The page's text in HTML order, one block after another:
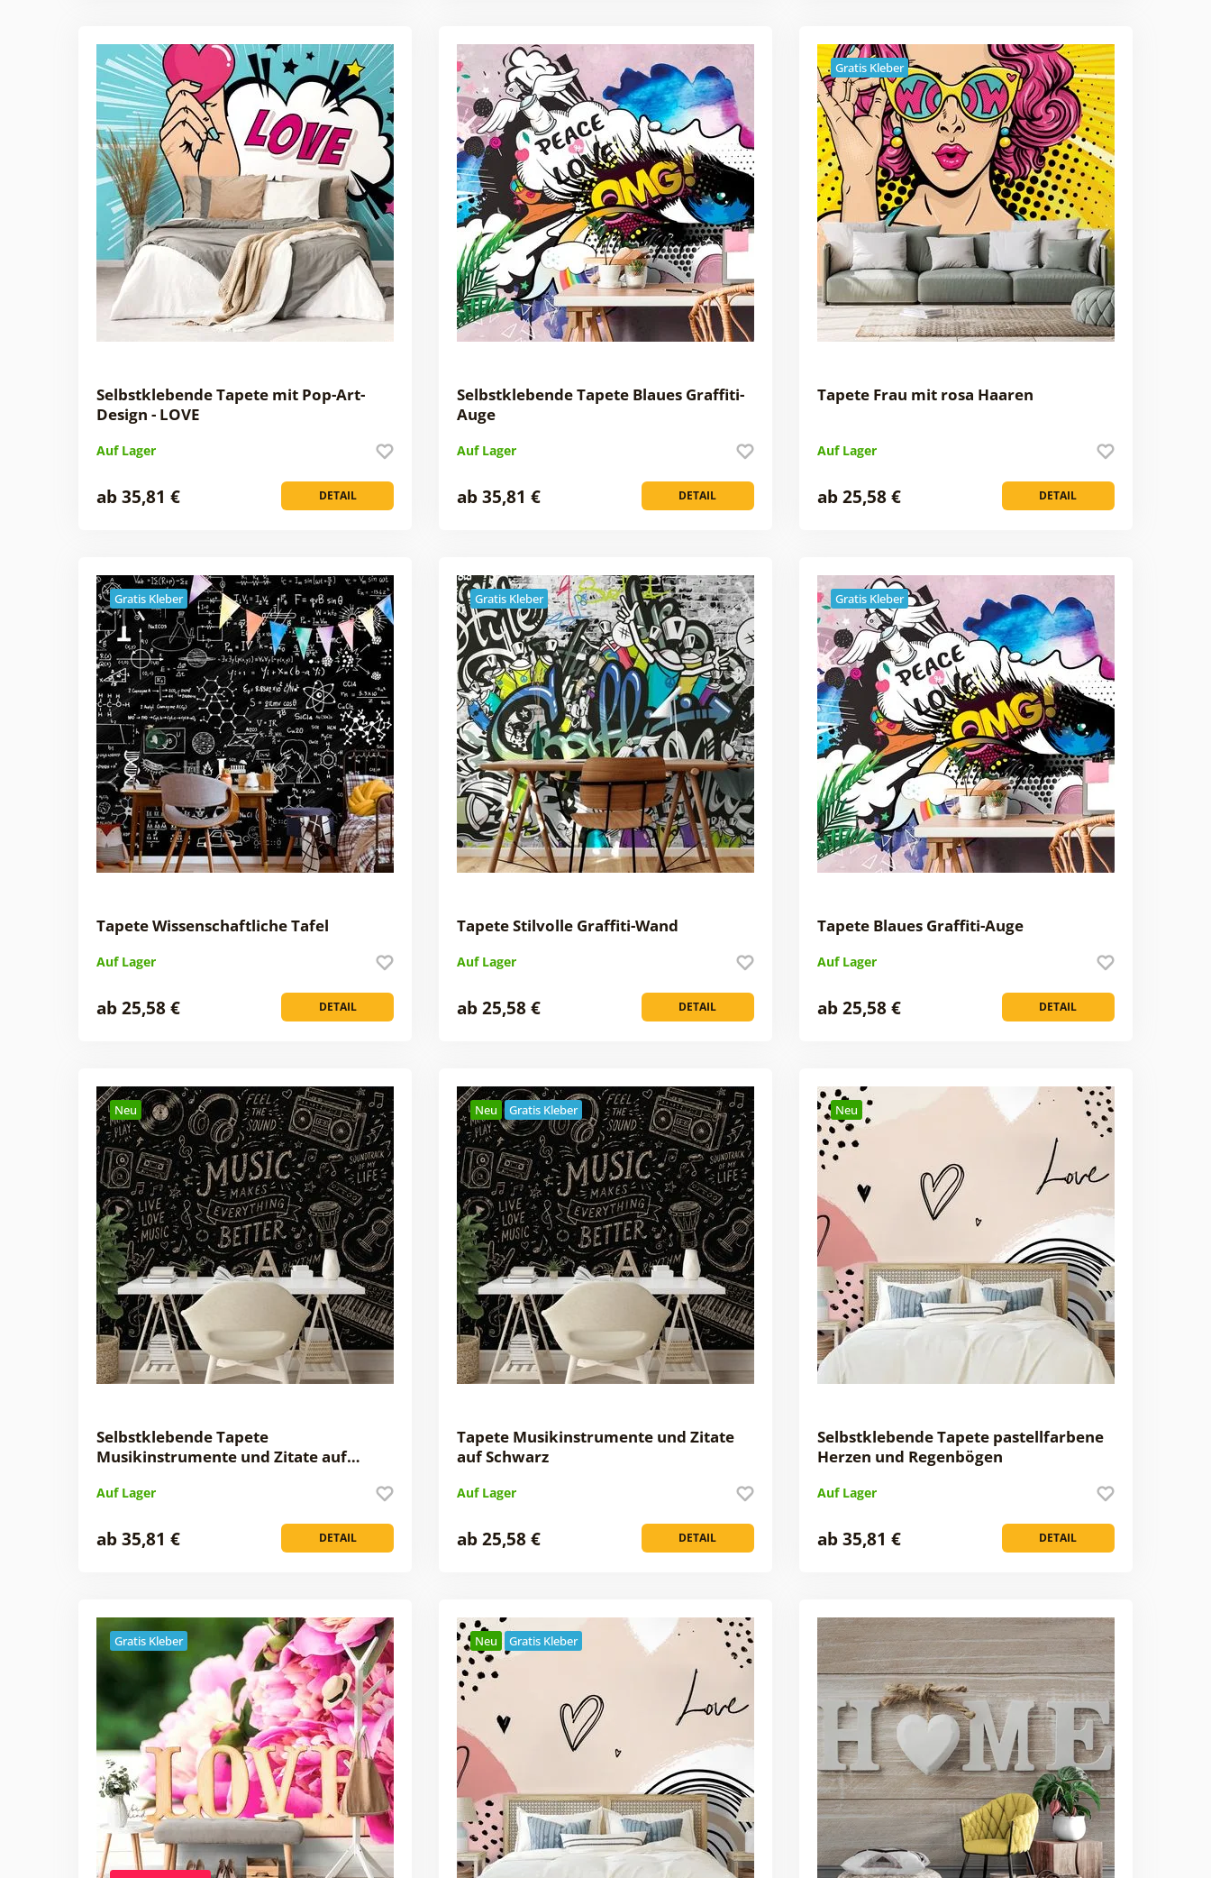
Selbstklebende Tapete mit Pop-Art-
Design - LOVE
Auf Lager
DETAIL
ab 35,81 €
Selbstklebende Tapete Blaues Graffiti-
Auge
Auf Lager
DETAIL
ab 35,81 €
Gratis Kleber
Tapete Frau mit rosa Haaren
Auf Lager
DETAIL
ab 25,58 €
Gratis Kleber
Tapete Wissenschaftliche Tafel
Auf Lager
DETAIL
ab 25,58 €
Gratis Kleber
Tapete Stilvolle Graffiti-Wand
Auf Lager
DETAIL
ab 25,58 €
Gratis Kleber
Tapete Blaues Graffiti-Auge
Auf Lager
DETAIL
ab 25,58 €
Neu
Selbstklebende Tapete
Musikinstrumente und Zitate auf…
Auf Lager
DETAIL
ab 35,81 €
Neu Gratis Kleber
Tapete Musikinstrumente und Zitate
auf Schwarz
Auf Lager
DETAIL
ab 25,58 €
Neu
Selbstklebende Tapete pastellfarbene
Herzen und Regenbögen
Auf Lager
DETAIL
ab 35,81 €
Gratis Kleber Neu Gratis Kleber